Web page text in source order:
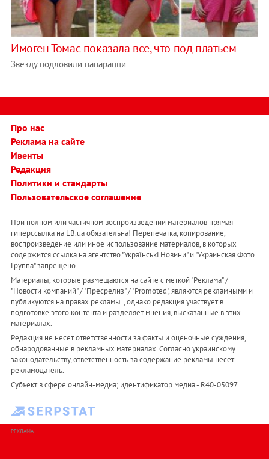
Имоген Томас показала все, что под платьем
Звезду подловили папарацци
Про нас
Реклама на сайте
Ивенты
Редакция
Политики и стандарты
Пользовательское соглашение
При полном или частичном воспроизведении материалов прямая
гиперссылка на LB.ua обязательна! Перепечатка, копирование,
воспроизведение или иное использование материалов, в которых
содержится ссылка на агентство "Українськi Новини" и "Украинская Фото
Группа" запрещено.
Материалы, которые размещаются на сайте с меткой "Реклама" /
"Новости компаний" / "Пресрелиз" / "Promoted", являются рекламными и
публикуются на правах рекламы. , однако редакция участвует в
подготовке этого контента и разделяет мнения, высказанные в этих
материалах.
Редакция не несет ответственности за факты и оценочные суждения,
обнародованные в рекламных материалах. Согласно украинскому
законодательству, ответственность за содержание рекламы несет
рекламодатель.
Субъект в сфере онлайн-медиа; идентификатор медиа - R40-05097
РЕКЛАМА